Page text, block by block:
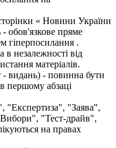
« Новини України
- обов'язкове пряме
гіперпосилання .
незалежності від
матеріалів.
- видань) - повинна бути
першому абзаці
"Експертиза", "Заява",
"Тест-драйв",
на правах